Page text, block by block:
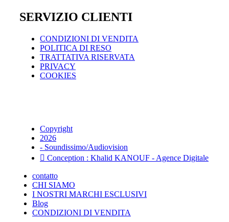
SERVIZIO CLIENTI
CONDIZIONI DI VENDITA
POLITICA DI RESO
TRATTATIVA RISERVATA
PRIVACY
COOKIES
Copyright
2026
- Soundissimo/Audiovision
Conception : Khalid KANOUF - Agence Digitale
contatto
CHI SIAMO
I NOSTRI MARCHI ESCLUSIVI
Blog
CONDIZIONI DI VENDITA